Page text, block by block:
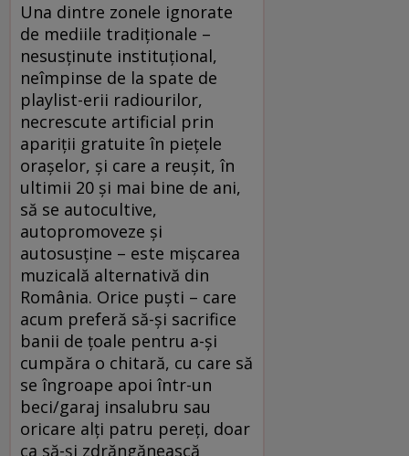
Una dintre zonele ignorate
de mediile tradiţionale –
nesusţinute instituţional,
neîmpinse de la spate de
playlist-erii radiourilor,
necrescute artificial prin
apariţii gratuite în pieţele
oraşelor, şi care a reuşit, în
ultimii 20 şi mai bine de ani,
să se autocultive,
autopromoveze şi
autosusţine – este mişcarea
muzicală alternativă din
România. Orice puşti – care
acum preferă să-şi sacrifice
banii de ţoale pentru a-şi
cumpăra o chitară, cu care să
se îngroape apoi într-un
beci/garaj insalubru sau
oricare alţi patru pereţi, doar
ca să-şi zdrăngănească